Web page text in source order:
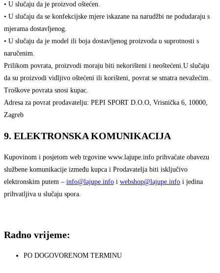
• U slučaju da je proizvod oštećen.
• U slučaju da se konfekcijske mjere iskazane na narudžbi ne podudaraju s
mjerama dostavljenog.
• U slučaju da je model ili boja dostavljenog proizvoda u suprotnosti s
naručenim.
Prilikom povrata, proizvodi moraju biti nekorišteni i neoštećeni.U slučaju
da su proizvodi vidljivo oštećeni ili korišteni, povrat se smatra nevažećim.
Troškove povrata snosi kupac.
Adresa za povrat prodavatelju: PEPI SPORT D.O.O, Vrisnička 6, 10000,
Zagreb
9. ELEKTRONSKA KOMUNIKACIJA
Kupovinom i posjetom web trgovine www.lajupe.info prihvaćate obavezu
službene komunikacije između kupca i Prodavatelja biti isključivo
elektronskim putem – info@lajupe.info i webshop@lajupe.info i jedina
prihvatljiva u slučaju spora.
Radno vrijeme:
PO DOGOVORENOM TERMINU